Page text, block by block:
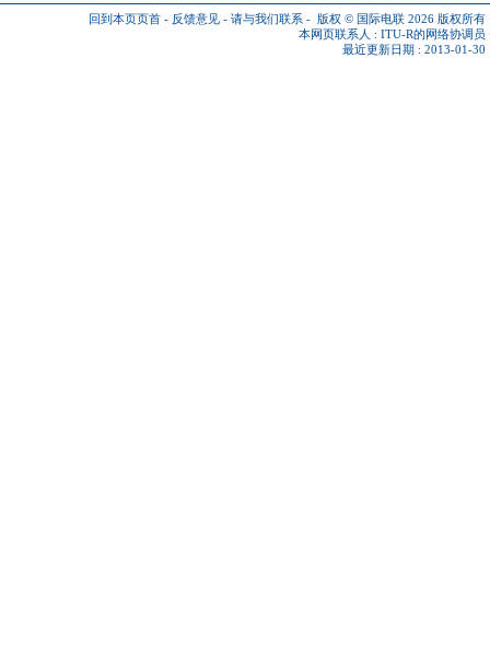
回到本页页首 - 反馈意见 - 请与我们联系 - 版权 © 国际电联 2026 版权所有
本网页联系人 : ITU-R的网络协调员
最近更新日期 : 2013-01-30